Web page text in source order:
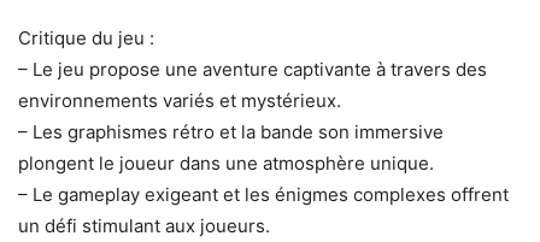
Critique du jeu :
– Le jeu propose une aventure captivante à travers des
environnements variés et mystérieux.
– Les graphismes rétro et la bande son immersive
plongent le joueur dans une atmosphère unique.
– Le gameplay exigeant et les énigmes complexes offrent
un défi stimulant aux joueurs.